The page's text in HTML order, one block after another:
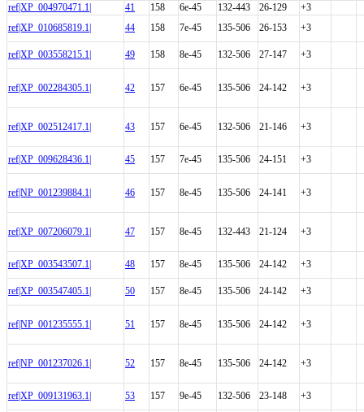
ref|XP_004970471.1| 41 158 6e-45 132-443 26-129
+3
ref|XP_010685819.1|
44 158 7e-45 135-506 26-153 +3
ref|XP_003558215.1| 49 158 8e-45 132-506 27-147 +3
ref|XP_002284305.1| 42 157 6e-45 135-506 24-142 +3
ref|XP_002512417.1| 43 157 6e-45 132-506 21-146 +3
ref|XP_009628436.1| 45 157 7e-45 135-506 24-151 +3
ref|NP_001239884.1| 46 157 8e-45 135-506 24-141 +3
ref|XP_007206079.1| 47 157 8e-45 132-443 21-124 +3
ref|XP_003543507.1| 48 157 8e-45 135-506 24-142 +3
ref|XP_003547405.1| 50 157 8e-45 135-506 24-142 +3
ref|NP_001235555.1| 51 157 8e-45 135-506 24-142 +3
ref|NP_001237026.1| 52 157 8e-45 135-506 24-142 +3
ref|XP_009131963.1| 53 157 9e-45 132-506 23-148 +3